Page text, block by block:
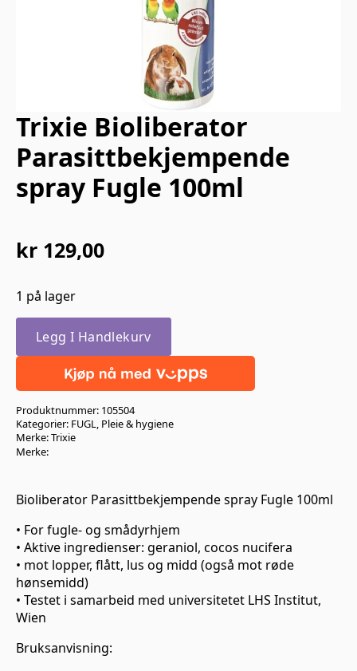
Trixie Bioliberator
Parasittbekjempende
spray Fugle 100ml
kr 129,00
1 på lager
Legg I Handlekurv
Produktnummer: 105504
Kategorier: FUGL, Pleie & hygiene
Merke:Trixie
Merke:
Bioliberator Parasittbekjempende spray Fugle 100ml
• For fugle- og smådyrhjem
• Aktive ingredienser: geraniol, cocos nucifera
• mot lopper, flått, lus og midd (også mot røde
hønsemidd)
• Testet i samarbeid med universitetet LHS Institut,
Wien
Bruksanvisning: